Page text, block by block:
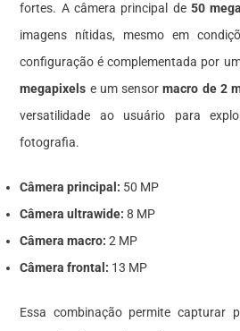
fortes. A câmera principal de 50
imagens nítidas, mesmo em
configuração é complementada por
megapixels e um sensormacro de 2
versatilidade ao usuário para
fotografia.
Câmera principal: 50 MP
Câmera ultrawide: 8 MP
Câmera macro: 2 MP
Câmera frontal: 13 MP
Essa combinação permite capturar